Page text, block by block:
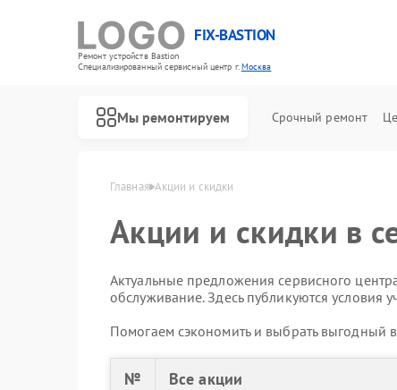
FIX-BASTION
Ремонт устройств Bastion
Специализированный cервисный центр г.Москва
Мы ремонтируем Срочный ремонт
Главная Акции и скидки
Акции и скидки в
Актуальные предложения сервисного
обслуживание. Здесь публикуются условия
Помогаем сэкономить и выбрать выгодный
№ Все акции